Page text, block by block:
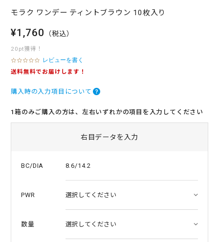
モラク ワンデー ティントブラウン 10枚入り
¥1,760 （税込）
20pt獲得！
0
.
t
r
レビューを書く
送料無料でお届けします！
購入時の入力項目について
1箱のみご購入の方は、左右いずれかの項目を入力してください
右目データを入力
BC/DIA 8.6/14.2
PWR
数量